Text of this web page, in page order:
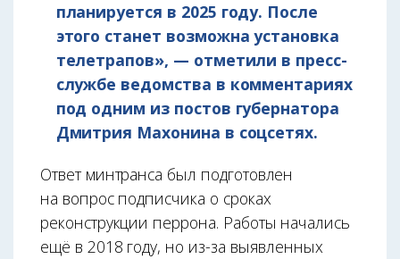
планируется в 2025 году. После
этого станет возможна установка
телетрапов», — отметили в пресс-
службе ведомства в комментариях
под одним из постов губернатора
Дмитрия Махонина в соцсетях.
Ответ минтранса был подготовлен
на вопрос подписчика о сроках
реконструкции перрона. Работы начались
ещё в 2018 году, но из-за выявленных